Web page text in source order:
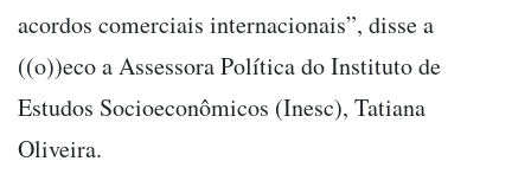
acordos comerciais internacionais”, disse a
((o))eco a Assessora Política do Instituto de
Estudos Socioeconômicos (Inesc), Tatiana
Oliveira.